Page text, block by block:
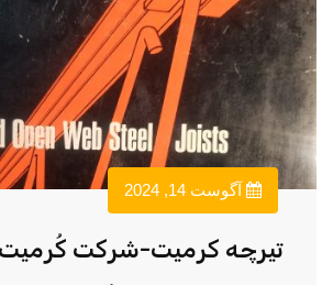
آگوست 14, 2024
تیرچه کرمیت-شرکت کُرمیت